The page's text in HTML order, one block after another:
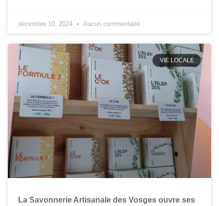
décembre 10, 2024 Aucun commentaire
VIE LOCALE
La Savonnerie Artisanale des Vosges ouvre ses